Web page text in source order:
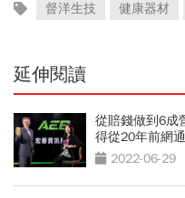
督洋生技 健康器材
延伸閱讀
從賠錢做到6成
得從20年前網
2022-06-29